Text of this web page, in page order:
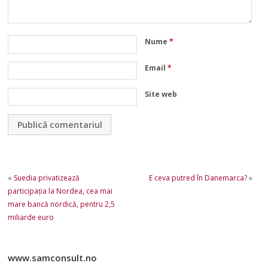
Nume*
Email*
Site web
« Suedia privatizează
participaţia la Nordea, cea mai
mare bancă nordică, pentru 2,5
miliarde euro
E ceva putred în Danemarca?»
www.samconsult.no